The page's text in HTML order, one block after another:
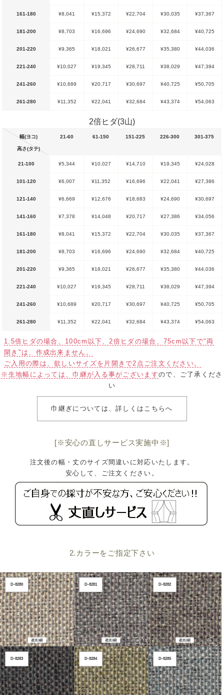
161-180 ¥8,041 ¥15,372 ¥22,704 ¥30,035 ¥37,367
181-200 ¥8,703 ¥16,696 ¥24,690 ¥32,684 ¥40,725
201-220 ¥9,365 ¥18,021 ¥26,677 ¥35,380 ¥44,036
221-240 ¥10,027 ¥19,345 ¥28,711 ¥38,029 ¥47,394
241-260 ¥10,689 ¥20,717 ¥30,697 ¥40,725 ¥50,705
261-280 ¥11,352 ¥22,041 ¥32,684 ¥43,374 ¥54,063
2倍ヒダ(3山)
幅(ヨコ)
高さ(タテ)
21-60 61-150 151-225 226-300 301-375
21-100 ¥5,344 ¥10,027 ¥14,710 ¥19,345 ¥24,028
101-120 ¥6,007 ¥11,352 ¥16,696 ¥22,041 ¥27,386
121-140 ¥6,669 ¥12,676 ¥18,683 ¥24,690 ¥30,697
141-160 ¥7,378 ¥14,048 ¥20,717 ¥27,386 ¥34,056
161-180 ¥8,041 ¥15,372 ¥22,704 ¥30,035 ¥37,367
181-200 ¥8,703 ¥16,696 ¥24,690 ¥32,684 ¥40,725
201-220 ¥9,365 ¥18,021 ¥26,677 ¥35,380 ¥44,036
221-240 ¥10,027 ¥19,345 ¥28,711 ¥38,029 ¥47,394
241-260 ¥10,689 ¥20,717 ¥30,697 ¥40,725 ¥50,705
261-280 ¥11,352 ¥22,041 ¥32,684 ¥43,374 ¥54,063
1.5倍ヒダの場合、100cm以下、2倍ヒダの場合、75cm以下で"両
開き"は、作成出来ません。
ご入用の際は、欲しいサイズを片開きで2点ご注文ください。
※生地幅によっては、巾継が入る事がございますので、ご了承くださ
い
巾継ぎについては、詳しくはこちらへ
[※安心の直しサービス実施中※]
注文後の幅・丈のサイズ間違いに対応いたします。
安心して、ご注文ください。
2.カラーをご指定下さい
D-8280 D-8281 D-8282
D-8283 D-8284 D-8285